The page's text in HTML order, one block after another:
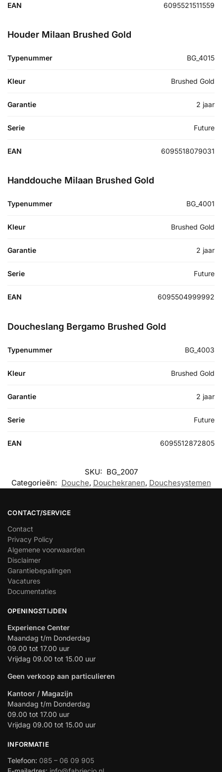
EAN 6095521511559
Houder Milaan Brushed Gold
Typenummer BG_4015
Kleur Brushed Gold
Garantie 2 jaar
Serie Future
EAN 6095518079031
Handdouche Milaan Brushed Gold
Typenummer BG_4001
Kleur Brushed Gold
Garantie 2 jaar
Serie Future
EAN 6095504999992
Doucheslang Bergamo Brushed Gold
Typenummer BG_4003
Kleur Brushed Gold
Garantie 2 jaar
Serie Future
EAN 6095512872805
SKU: BG_2007
Categorieën: Douche, Douchekranen, Douchesystemen
CONTACT/SERVICE
Contact
Privacy Policy
Algemene voorwaarden
Disclaimer
Garantiebepalingen
Vacatures
Documentaties
OPENINGSTIJDEN
Experience Center
Maandag t/m Donderdag
09.00 tot 17.00 uur
Vrijdag 09.00 tot 15.00 uur
Geen verkoop aan particulieren
Kantoor / Magazijn
Maandag t/m Donderdag
09.00 tot 17.00 uur
Vrijdag 09.00 tot 15.00 uur
INFORMATIE
Telefoon: 085 – 06 09 905